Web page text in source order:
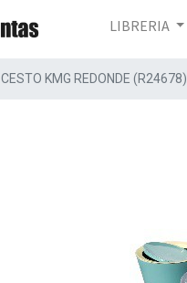
LIBRERIA
CESTO KMG REDONDE (R24678)